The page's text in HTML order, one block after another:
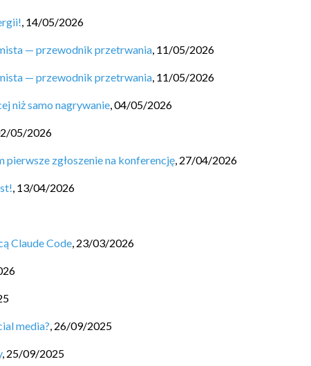
, 14/05/2026
— przewodnik przetrwania, 11/05/2026
— przewodnik przetrwania, 11/05/2026
niż samo nagrywanie,04/05/2026
05/2026
pierwsze zgłoszenie na konferencję, 27/04/2026
, 13/04/2026
Claude Code, 23/03/2026
media?, 26/09/2025
, 25/09/2025